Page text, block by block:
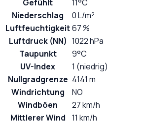
Gefühlt
11°C
Niederschlag
0 L/m²
Luftfeuchtigkeit67 %
Luftdruck (NN) 1022 hPa
Taupunkt
9°C
UV-Index
1 (niedrig)
Nullgradgrenze 4141 m
Windrichtung
NO
Windböen
27 km/h
Mittlerer Wind
11 km/h